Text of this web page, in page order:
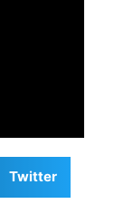
Twitter